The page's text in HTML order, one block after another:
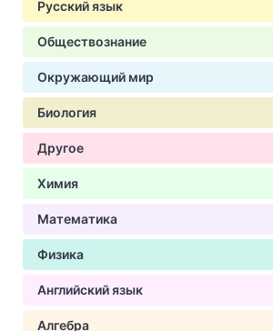
Русский язык
Обществознание
Окружающий мир
Биология
Другое
Химия
Математика
Физика
Английский язык
Алгебра